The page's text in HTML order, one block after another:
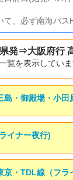
て、必ず南海バス
発⇒大阪府行
覧を表示してい
・御殿場・小田
イナー夜行)
・TDL線（フラ